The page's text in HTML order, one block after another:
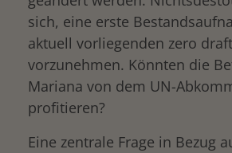
sich, eine erste
aktuell vorliegenden zero
vorzunehmen. Könnten die
Mariana von dem UN-
profitieren?
Eine zentrale Frage in Bezug